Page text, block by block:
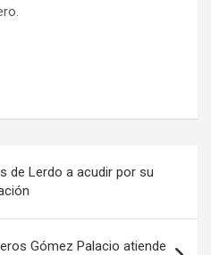
de Lerdo a acudir por su
Gómez Palacio atiende